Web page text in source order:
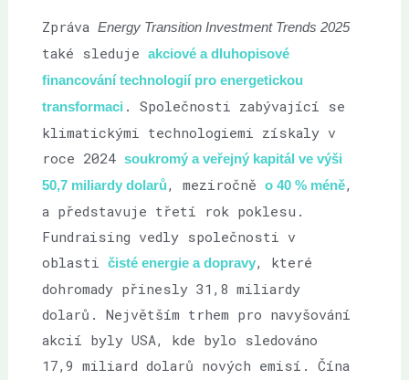
ZprávaEnergy Transition Investment Trends 2025
také sledujeakciové a dluhopisové
financování technologií proenergetickou
transformaci . Společnosti zabývající se
klimatickými technologiemi získaly v
roce 2024soukromý a veřejný kapitál ve výši
50,7 miliardy dolarů, meziročněo 40 % méně,
a představuje třetí rok poklesu.
Fundraising vedly společnosti v
oblastičisté energie a dopravy, které
dohromady přinesly 31,8 miliardy
dolarů. Největším trhem pro navyšování
akcií byly USA, kde bylo sledováno
17,9 miliard dolarů nových emisí. Čína